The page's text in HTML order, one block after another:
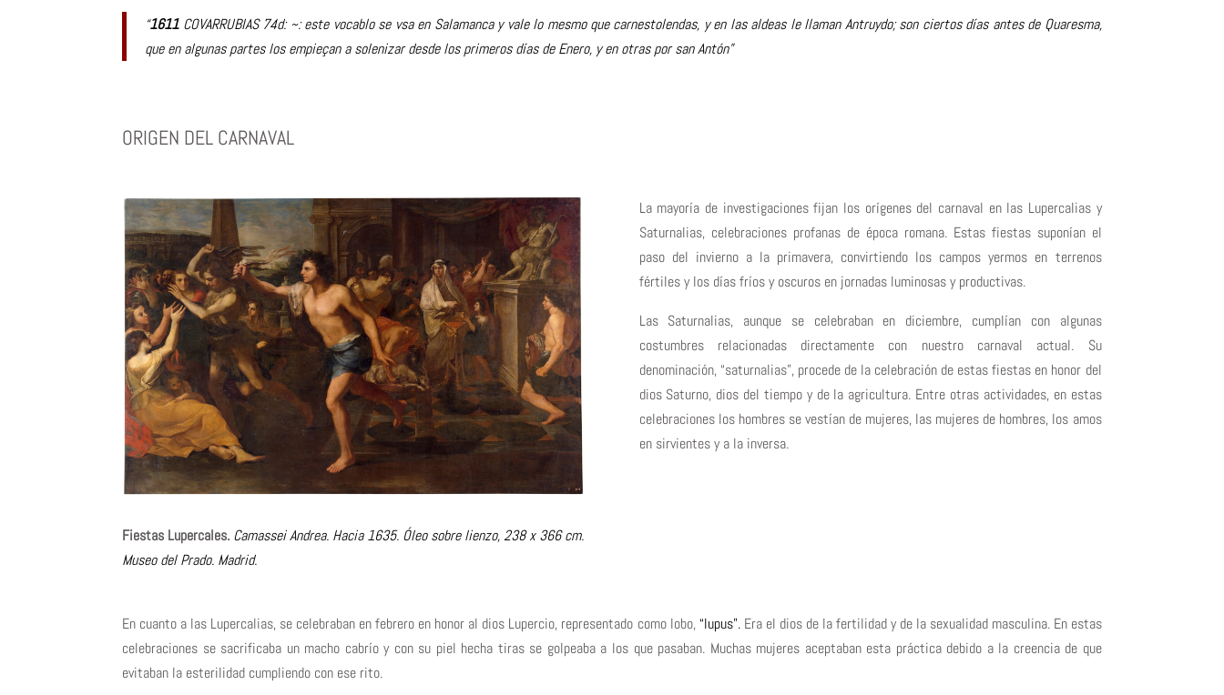
“1611COVARRUBIAS 74d: ~: este vocablo se vsa en Salamanca y vale lo mesmo que carnestolendas, y en las aldeas le llaman Antruydo; son ciertos días antes de Quaresma,
que en algunas partes los empieçan a solenizar desde los primeros días de Enero, y en otras por san Antón”
ORIGEN DEL CARNAVAL
Fiestas Lupercales. Camassei Andrea. Hacia 1635. Óleo sobre lienzo, 238 x 366 cm.
Museo del Prado. Madrid.
La mayoría de investigaciones fijan los orígenes del carnaval en las Lupercalias y
Saturnalias, celebraciones profanas de época romana. Estas fiestas suponían el
paso del invierno a la primavera, convirtiendo los campos yermos en terrenos
fértiles y los días fríos y oscuros en jornadas luminosas y productivas.
Las Saturnalias, aunque se celebraban en diciembre, cumplían con algunas
costumbres relacionadas directamente con nuestro carnaval actual. Su
denominación, “saturnalias”, procede de la celebración de estas fiestas en honor del
dios Saturno, dios del tiempo y de la agricultura. Entre otras actividades, en estas
celebraciones los hombres se vestían de mujeres, las mujeres de hombres, los amos
en sirvientes y a la inversa.
En cuanto a las Lupercalias, se celebraban en febrero en honor al dios Lupercio, representado como lobo, “lupus”.Era el dios de la fertilidad y de la sexualidad masculina. En estas
celebraciones se sacrificaba un macho cabrío y con su piel hecha tiras se golpeaba a los que pasaban. Muchas mujeres aceptaban esta práctica debido a la creencia de que
evitaban la esterilidad cumpliendo con ese rito.